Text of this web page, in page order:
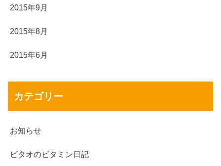
2015年9月
2015年8月
2015年6月
カテゴリー
お知らせ
ビタオのビタミン日記